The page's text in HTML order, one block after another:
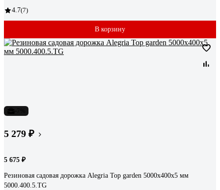
4.7(7)
В корзину
5 279 ₽
5 675 ₽
Резиновая садовая дорожка Alegria Top garden 5000x400x5 мм
5000.400.5.TG